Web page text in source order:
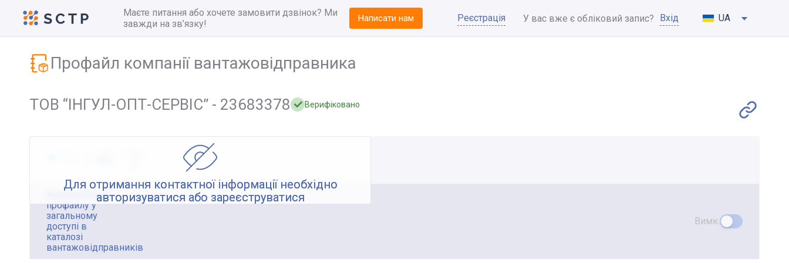
Маєте питання або хочете замовити дзвінок? Ми
завжди на зв’язку!
Написати нам Реєстрація У вас вже є обліковий запис? Вхід UA
Профайл компанії вантажовідправника
ТОВ “ІНГУЛ-ОПТ-СЕРВІС” - 23683378 Верифіковано
Для отримання контактної інформації необхідно
авторизуватися або зареєструватися
Відображення
профайлу у
загальному
доступі в
каталозі
вантажовідправників
Вимк.